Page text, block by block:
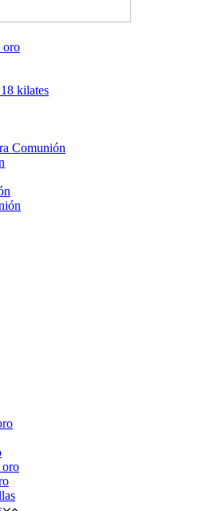
oro
kilates
Comunión
oro